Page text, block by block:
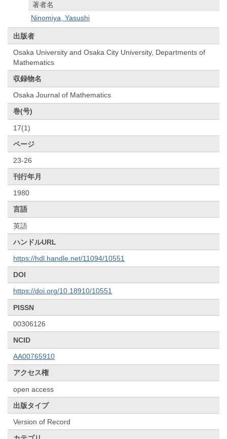
著者名
Ninomiya, Yasushi
出版者
Osaka University and Osaka City University, Departments of
Mathematics
収録物名
Osaka Journal of Mathematics
巻(号)
17(1)
ページ
23-26
刊行年月
1980
言語
英語
ハンドルURL
https://hdl.handle.net/11094/10551
DOI
https://doi.org/10.18910/10551
PISSN
00306126
NCID
AA00765910
アクセス権
open access
出版タイプ
Version of Record